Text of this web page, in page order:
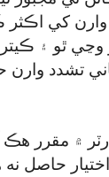
وارن کي
ٿو ۽
تشدد وارن
۾ مقرر هڪ
اختيار